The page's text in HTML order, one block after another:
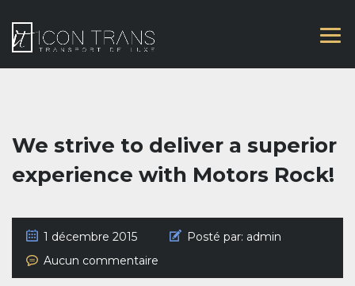
We strive to deliver a superior
experience with Motors Rock!
1 décembre 2015 Posté par: admin
Aucun commentaire